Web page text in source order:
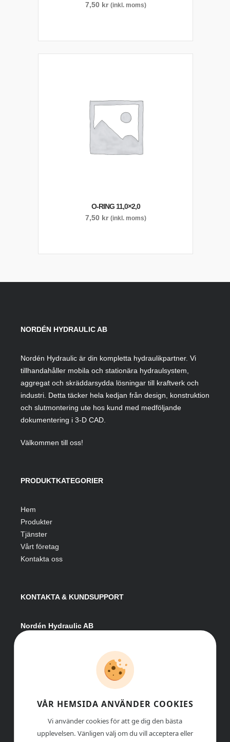
7,50 kr (inkl. moms)
O-RING 11,0×2,0
7,50 kr (inkl. moms)
NORDÉN HYDRAULIC AB
Nordén Hydraulic är din kompletta hydraulikpartner. Vi
tillhandahåller mobila och stationära hydraulsystem,
aggregat och skräddarsydda lösningar till kraftverk och
industri. Detta täcker hela kedjan från design, konstruktion
och slutmontering ute hos kund med medföljande
dokumentering i 3-D CAD.
Välkommen till oss!
PRODUKTKATEGORIER
Hem
Produkter
Tjänster
Vårt företag
Kontakta oss
KONTAKTA & KUNDSUPPORT
Nordén Hydraulic AB
info@nordenhydraulic.se
Org-nr: 556531-8424
VÅR HEMSIDA ANVÄNDER COOKIES
Vi använder cookies för att ge dig den bästa
upplevelsen. Vänligen välj om du vill acceptera eller